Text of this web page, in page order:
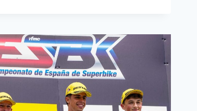
50
VOLTA
A
MALLORCA
LOS